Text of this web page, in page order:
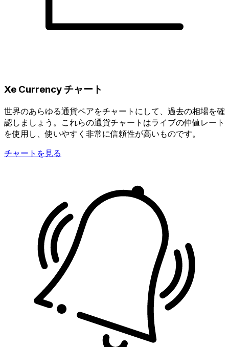
Xe Currency チャート
世界のあらゆる通貨ペアをチャートにして、過去の相場を確
認しましょう。これらの通貨チャートはライブの仲値レート
を使用し、使いやすく非常に信頼性が高いものです。
チャートを見る